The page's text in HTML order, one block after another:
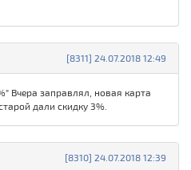
[8311] 24.07.2018 12:49
Вчера заправлял, новая карта
дали скидку 3%.
[8310] 24.07.2018 12:39